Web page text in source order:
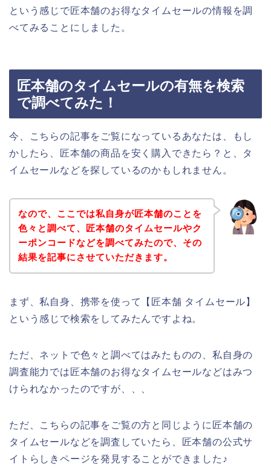
という感じで匠本舗のお得なタイムセールの情報を調
べてみることにしました。
匠本舗のタイムセールの有無を検索
で調べてみた！
今、こちらの記事をご覧になっているあなたは、もし
かしたら、匠本舗の商品を安く購入できたら？と、タ
イムセールなどを探しているのかもしれません。
なので、ここでは私自身が匠本舗のことを
色々と調べて、匠本舗のタイムセールやク
ーポンコードなどを調べてみたので、その
結果を記事にさせていただきます。
まず、私自身、携帯を使って【匠本舗 タイムセール】
という感じで検索をしてみたんですよね。
ただ、ネットで色々と調べてはみたものの、私自身の
調査能力では匠本舗のお得なタイムセールなどはみつ
けられなかったのですが、、、
ただ、こちらの記事をご覧の方と同じように匠本舗の
タイムセールなどを調査していたら、匠本舗の公式サ
イトらしきページを発見することができました♪